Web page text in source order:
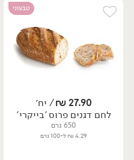
טבעוני
27.90
₪/ יח׳
לחם דגנים פרוס 'בייקרי'
650 גרם
4.29 ₪ ל-100 גרם